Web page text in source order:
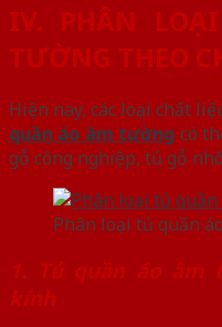
IV. PHÂN
TƯỜNG THEO
Hiện nay, các loại chất
quần áo âm tường có
gỗ công nghiệp, tủ gỗ
Phân loại tủ quần
1. Tủ quần áo âm
kính